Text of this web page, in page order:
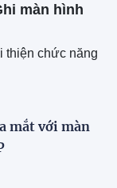
màn hình
thiện chức năng
mắt với màn